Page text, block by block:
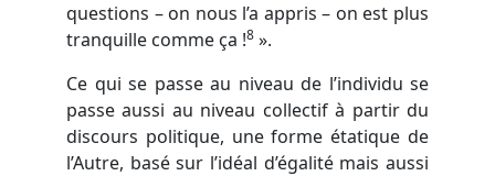
questions – on nous l’a appris – on est plus
tranquille comme ça !8 ».
Ce qui se passe au niveau de l’individu se
passe aussi au niveau collectif à partir du
discours politique, une forme étatique de
l’Autre, basé sur l’idéal d’égalité mais aussi